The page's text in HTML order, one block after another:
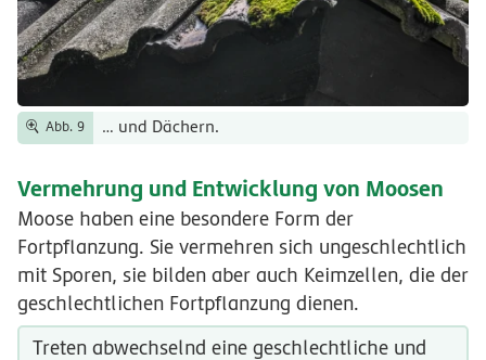
Abb. 9 … und Dächern.
Vermehrung und Entwicklung von Moosen
Moose haben eine besondere Form der
Fortpflanzung. Sie vermehren sich ungeschlechtlich
mit Sporen, sie bilden aber auch Keimzellen, die der
geschlechtlichen Fortpflanzung dienen.
Treten abwechselnd eine geschlechtliche und